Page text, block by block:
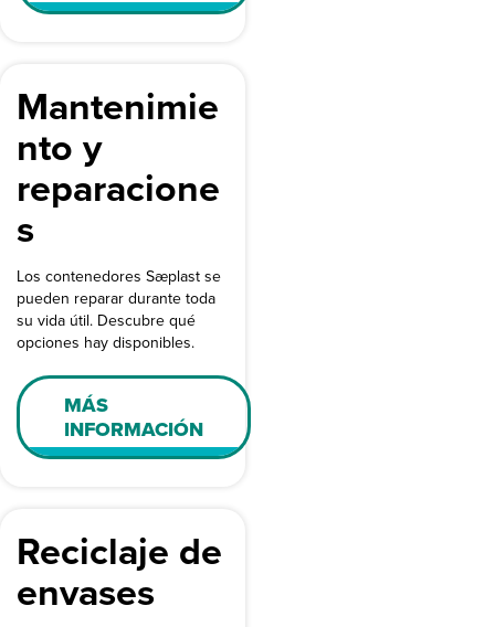
Mantenimie
nto y
reparacione
s
Los contenedores Sæplast se
pueden reparar durante toda
su vida útil. Descubre qué
opciones hay disponibles.
MÁS
INFORMACIÓN
Reciclaje de
envases